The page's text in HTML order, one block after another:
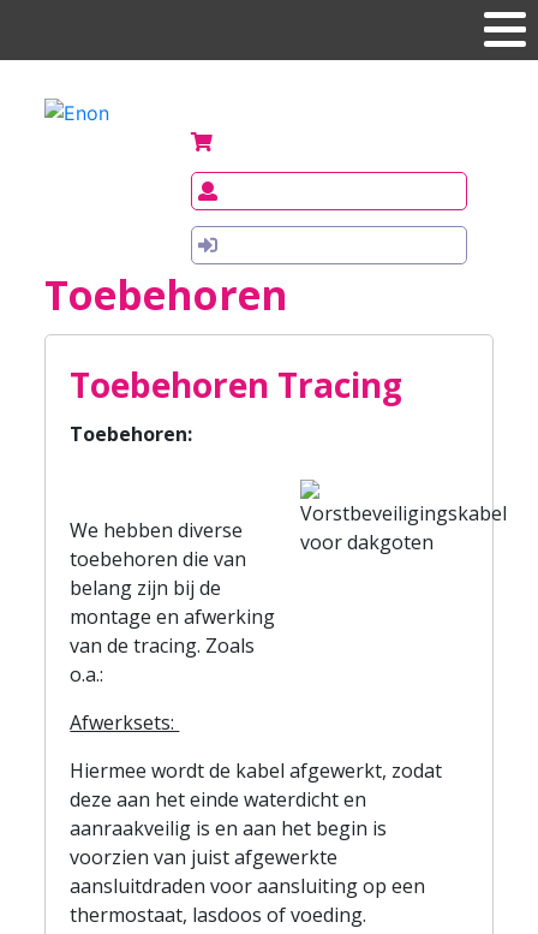
Toebehoren
Toebehoren Tracing
Toebehoren:
We hebben diverse
toebehoren die van
belang zijn bij de
montage en afwerking
van de tracing. Zoals
o.a.:
Afwerksets:
Hiermee wordt de kabel afgewerkt, zodat
deze aan het einde waterdicht en
aanraakveilig is en aan het begin is
voorzien van juist afgewerkte
aansluitdraden voor aansluiting op een
thermostaat, lasdoos of voeding.